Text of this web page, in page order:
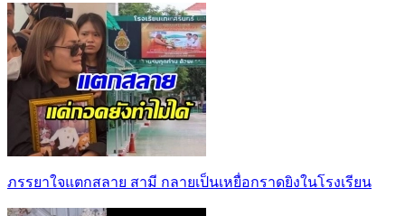
ภรรยาใจแตกสลาย สามี กลายเป็นเหยื่อกราดยิงในโรงเรียน